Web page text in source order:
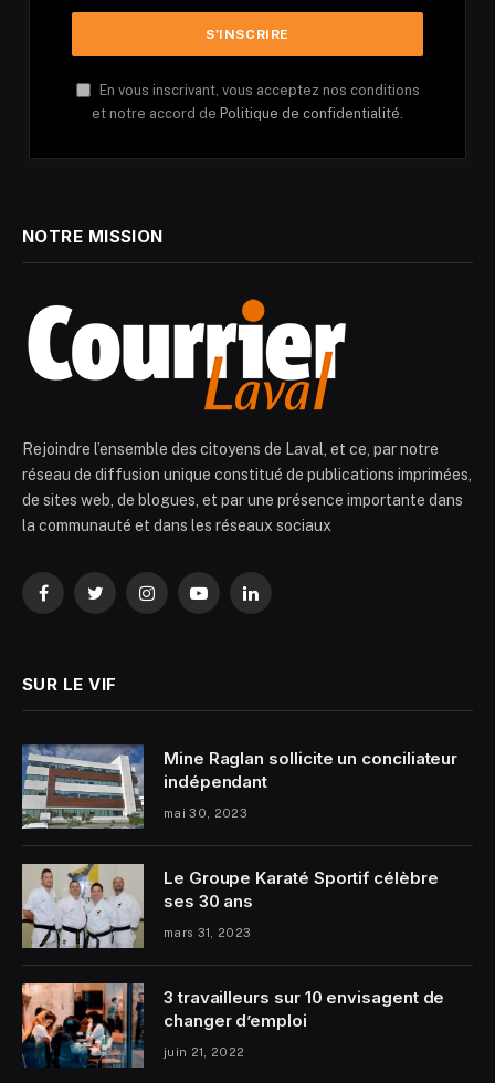
En vous inscrivant, vous acceptez nos conditions
et notre accord de Politique de confidentialité.
NOTRE MISSION
Rejoindre l’ensemble des citoyens de Laval, et ce, par notre
réseau de diffusion unique constitué de publications imprimées,
de sites web, de blogues, et par une présence importante dans
la communauté et dans les réseaux sociaux
FacebookTwitterInstagramYouTubeLinkedIn
SUR LE VIF
Mine Raglan sollicite un conciliateur
indépendant
mai 30, 2023
Le Groupe Karaté Sportif célèbre
ses 30 ans
mars 31, 2023
3 travailleurs sur 10 envisagent de
changer d’emploi
juin 21, 2022